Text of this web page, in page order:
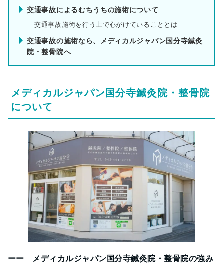
交通事故によるむちうちの施術について
交通事故施術を行う上で心がけていることとは
交通事故の施術なら、メディカルジャパン国分寺鍼灸
院・整骨院へ
メディカルジャパン国分寺鍼灸院・整骨院
について
ーー メディカルジャパン国分寺鍼灸院・整骨院の強み